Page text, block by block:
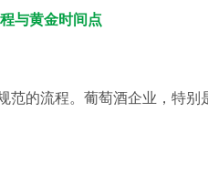
与黄金时间点
范的流程。葡萄酒企业，特